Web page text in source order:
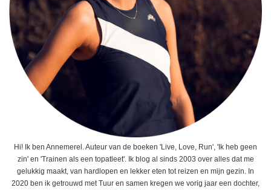
Hi! Ik ben Annemerel. Auteur van de boeken 'Live, Love, Run', 'Ik heb geen
zin' en 'Trainen als een topatleet'. Ik blog al sinds 2003 over alles dat me
gelukkig maakt, van hardlopen en lekker eten tot reizen en mijn gezin. In
2020 ben ik getrouwd met Tuur en samen kregen we vorig jaar een dochter,